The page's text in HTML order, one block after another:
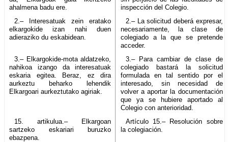
ahalmena badu ere.
inspección del Colegio.
2.– Interesatuak zein eratako
elkargokide izan nahi duen
adieraziko du eskabidean.
2.– La solicitud deberá expresar,
necesariamente, la clase de
colegiado a la que se pretende
acceder.
3.– Elkargokide-mota aldatzeko,
nahikoa izango da interesatuak
eskaria egitea. Beraz, ez dira
aurkeztu beharko lehendik
Elkargoari aurkeztutako agiriak.
3.– Para cambiar de clase de
colegiado bastará la solicitud
formulada en tal sentido por el
interesado, sin necesidad de
volver a aportar la documentación
que ya se hubiere aportado al
Colegio con anterioridad.
15. artikulua.– Elkargoan
sartzeko eskariari buruzko
ebazpena.
Artículo 15.– Resolución sobre
la colegiación.